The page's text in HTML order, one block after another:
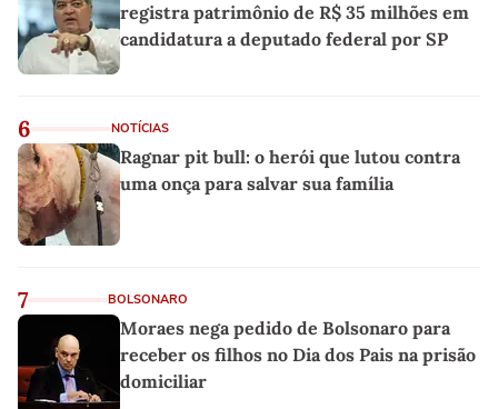
registra patrimônio de R$ 35 milhões em
candidatura a deputado federal por SP
6 NOTÍCIAS
Ragnar pit bull: o herói que lutou contra
uma onça para salvar sua família
7 BOLSONARO
Moraes nega pedido de Bolsonaro para
receber os filhos no Dia dos Pais na prisão
domiciliar